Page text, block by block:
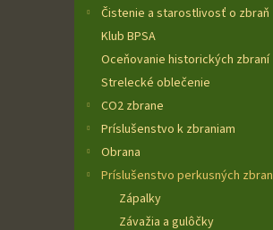
Čistenie a starostlivosť o zbraň
Klub BPSA
Oceňovanie historických zbraní
Strelecké oblečenie
CO2 zbrane
Príslušenstvo k zbraniam
Obrana
Príslušenstvo perkusných
Zápalky
Závažia a gulôčky